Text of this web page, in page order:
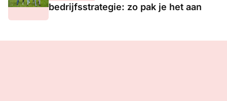
bedrijfsstrategie: zo pak je het aan